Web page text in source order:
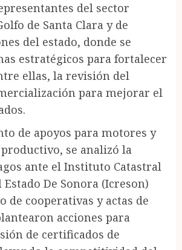
del sector
de Santa Clara y de
del estado, donde se
estratégicos para fortalecer
ellas, la revisión del
para mejorar el
de apoyos para motores y
se analizó la
ante el Instituto Catastral
De Sonora (Icreson)
de cooperativas y actas de
acciones para
de certificados de